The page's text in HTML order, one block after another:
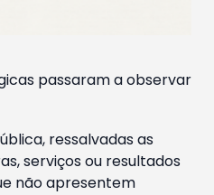
passaram a observar
ressalvadas as
serviços ou resultados
não apresentem